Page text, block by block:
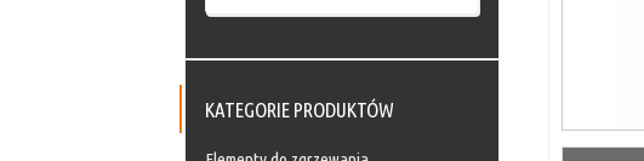
KATEGORIE PRODUKTÓW